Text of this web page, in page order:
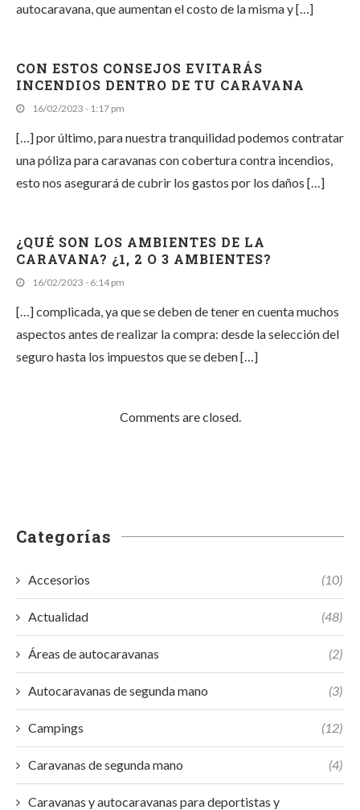
autocaravana, que aumentan el costo de la misma y […]
CON ESTOS CONSEJOS EVITARÁS
INCENDIOS DENTRO DE TU CARAVANA
16/02/2023 - 1:17 pm
[…] por último, para nuestra tranquilidad podemos contratar
una póliza para caravanas con cobertura contra incendios,
esto nos asegurará de cubrir los gastos por los daños […]
¿QUÉ SON LOS AMBIENTES DE LA
CARAVANA? ¿1, 2 O 3 AMBIENTES?
16/02/2023 - 6:14 pm
[…] complicada, ya que se deben de tener en cuenta muchos
aspectos antes de realizar la compra: desde la selección del
seguro hasta los impuestos que se deben […]
Comments are closed.
Categorías
Accesorios (10)
Actualidad (48)
Áreas de autocaravanas (2)
Autocaravanas de segunda mano (3)
Campings (12)
Caravanas de segunda mano (4)
Caravanas y autocaravanas para deportistas y